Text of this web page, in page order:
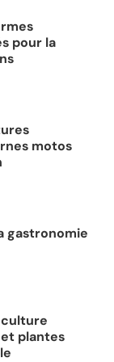
pour la
motos
gastronomie
plantes